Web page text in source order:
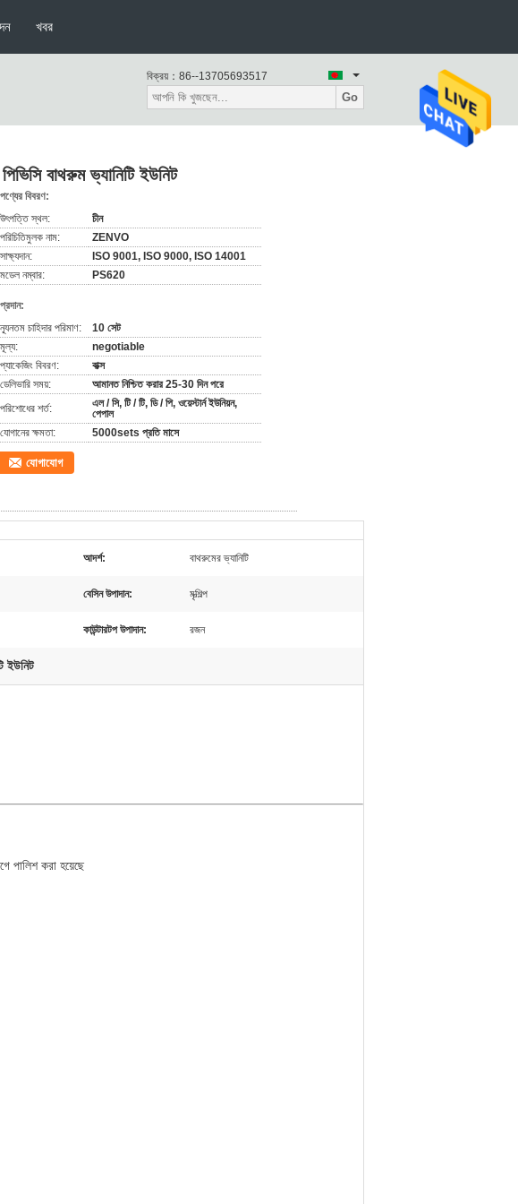
খবর
বিক্রয়： 86--13705693517
Go
বাথরুম ভ্যানিটি ইউনিট
পণ্যের বিবরণ:
উৎপত্তি স্থল:
চীন
পরিচিতিমুলক নাম:
ZENVO
সাক্ষ্যদান:
ISO 9001, ISO 9000, ISO 14001
মডেল নম্বার:
PS620
প্রদান:
ন্যূনতম চাহিদার পরিমাণ:
10 সেট
মূল্য:
negotiable
প্যাকেজিং বিবরণ:
বাক্স
ডেলিভারি সময়:
আমানত নিশ্চিত করার 25-30 দিন পরে
পরিশোধের শর্ত:
এল / সি, টি / টি, ডি / পি, ওয়েস্টার্ন ইউনিয়ন,
পেপাল
যোগানের ক্ষমতা:
5000sets প্রতি মাসে
যোগাযোগ
আদর্শ: বাথরুমের ভ্যানিটি
বেসিন উপাদান: মৃত্শিল্প
কাউন্টারটপ উপাদান: রজন
ইউনিট
পালিশ করা হয়েছে